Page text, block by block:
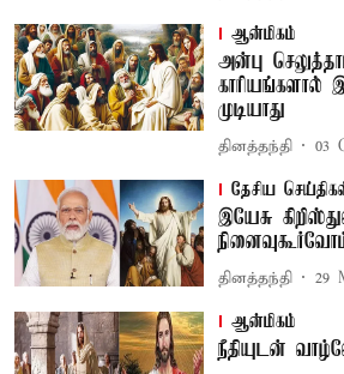
ஆன்மிகம்
அன்பு
காரியங்களால்
முடியாது
தினத்தந்தி 03
தேசிய
இயேசு
தினத்தந்தி 29
ஆன்மிகம்
நீதியுடன்